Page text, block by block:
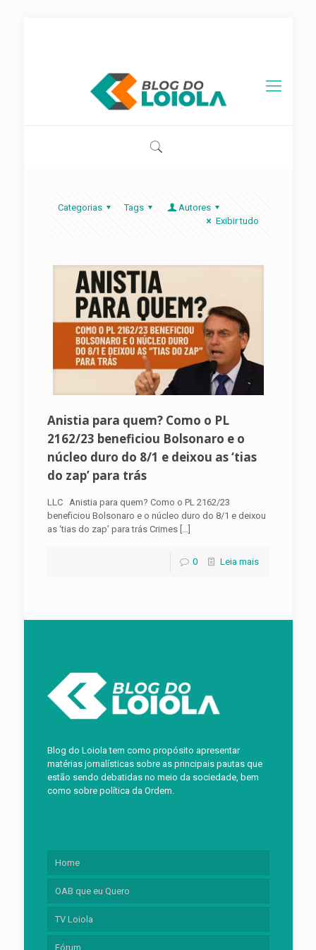
Categorias Tags
Autores
Exibir tudo
Anistia para quem? Como o PL
2162/23 beneficiou Bolsonaro e o
núcleo duro do 8/1 e deixou as ‘tias
do zap’ para trás
LLC Anistia para quem? Como o PL 2162/23
beneficiou Bolsonaro e o núcleo duro do 8/1 e deixou
as ‘tias do zap’ para trás Crimes[…]
0 Leia mais
Blog do Loiola tem como propósito apresentar
matérias jornalísticas sobre as principais pautas que
estão sendo debatidas no meio da sociedade, bem
como sobre política da Ordem.
Home
OAB que eu Quero
TV Loiola
Fórum